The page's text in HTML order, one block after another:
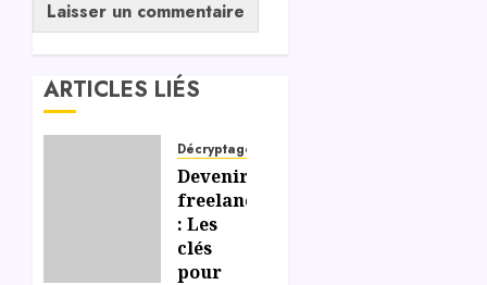
ARTICLES LIÉS
Décryptage
Devenir
freelance
: Les
clés
pour